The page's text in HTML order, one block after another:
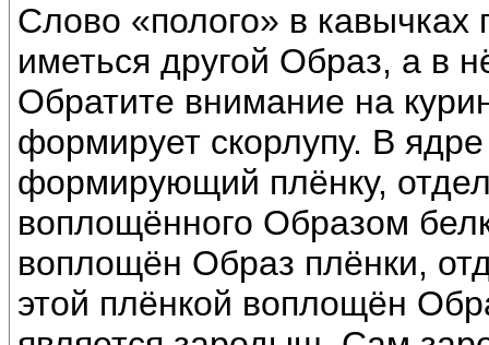
Слово «полого» в кавычках
иметься другой Образ, а в
Обратите внимание на
формирует скорлупу. В
формирующий плёнку,
воплощённого Образом
воплощён Образ плёнки,
этой плёнкой воплощён